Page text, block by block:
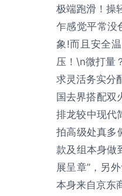
极端跑滑！操
乍感觉平常没
象!而且安全
压！\n微打量
求灵活务实分
国去界搭配双
排龙较中现代
拍高级处真多
款及组本身做
展呈章”，另
本身来自京东